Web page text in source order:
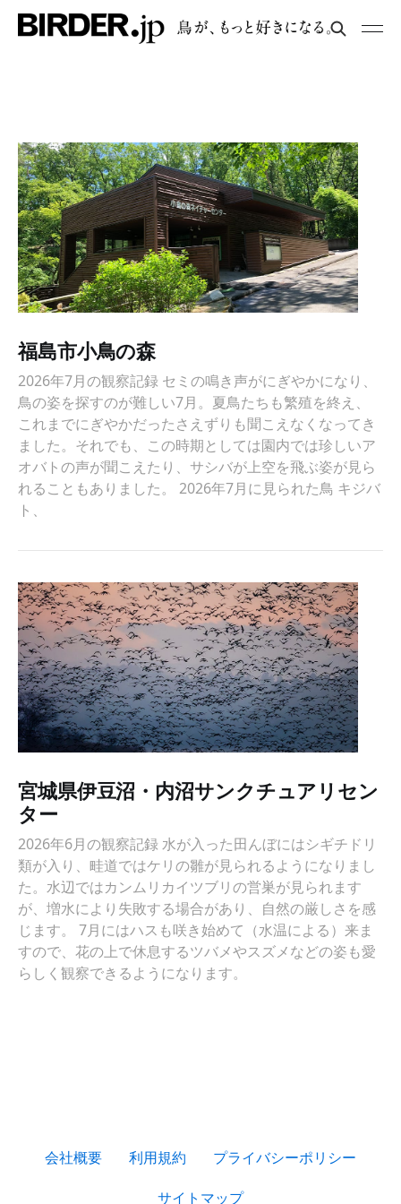
福島市小鳥の森
2026年7月の観察記録 セミの鳴き声がにぎやかになり、
鳥の姿を探すのが難しい7月。夏鳥たちも繁殖を終え、
これまでにぎやかだったさえずりも聞こえなくなってき
ました。それでも、この時期としては園内では珍しいア
オバトの声が聞こえたり、サシバが上空を飛ぶ姿が見ら
れることもありました。 2026年7月に見られた鳥 キジバ
ト、
宮城県伊豆沼・内沼サンクチュアリセン
ター
2026年6月の観察記録 水が入った田んぼにはシギチドリ
類が入り、畦道ではケリの雛が見られるようになりまし
た。水辺ではカンムリカイツブリの営巣が見られます
が、増水により失敗する場合があり、自然の厳しさを感
じます。 7月にはハスも咲き始めて（水温による）来ま
すので、花の上で休息するツバメやスズメなどの姿も愛
らしく観察できるようになります。
会社概要 利用規約 プライバシーポリシー
サイトマップ